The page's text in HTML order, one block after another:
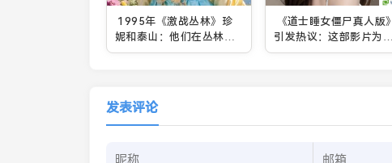
1995年《激战丛林》珍
妮和泰山：他们在丛林冒
险中究竟经历了什么？
《道士睡女僵尸真人版》
引发热议：这部影片为何
受到观众喜爱？
发表评论